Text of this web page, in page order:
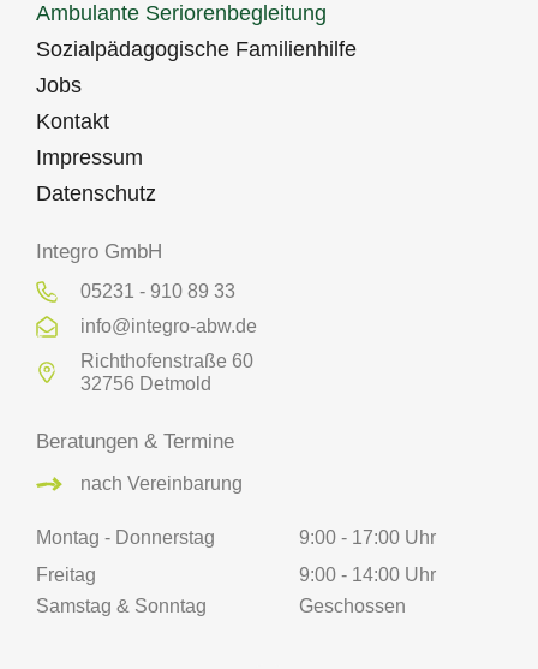
Ambulante Seriorenbegleitung
Sozialpädagogische Familienhilfe
Jobs
Kontakt
Impressum
Datenschutz
Integro GmbH
05231 - 910 89 33
info@integro-abw.de
Richthofenstraße 60
32756 Detmold
Beratungen & Termine
nach Vereinbarung
Montag - Donnerstag
9:00 - 17:00 Uhr
Freitag
9:00 - 14:00 Uhr
Samstag & Sonntag
Geschossen